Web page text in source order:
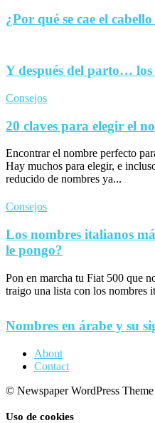
¿Por qué se cae el
Y después del parto…
Consejos
20 claves para elegir el
Encontrar el nombre perfecto
Hay muchos para elegir, e
reducido de nombres ya...
Consejos
Los nombres italianos
le pongo?
Pon en marcha tu Fiat 500 que
traigo una lista con los nombres
Nombres en árabe y su
About
Contact
© Newspaper WordPress
Uso de cookies